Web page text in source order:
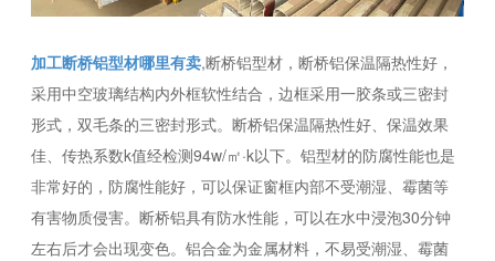
加工断桥铝型材哪里有卖,断桥铝型材，断桥铝保温隔热性好，
采用中空玻璃结构内外框软性结合，边框采用一胶条或三密封
形式，双毛条的三密封形式。断桥铝保温隔热性好、保温效果
佳、传热系数k值经检测94w/㎡·k以下。铝型材的防腐性能也是
非常好的，防腐性能好，可以保证窗框内部不受潮湿、霉菌等
有害物质侵害。断桥铝具有防水性能，可以在水中浸泡30分钟
左右后才会出现变色。铝合金为金属材料，不易受潮湿、霉菌